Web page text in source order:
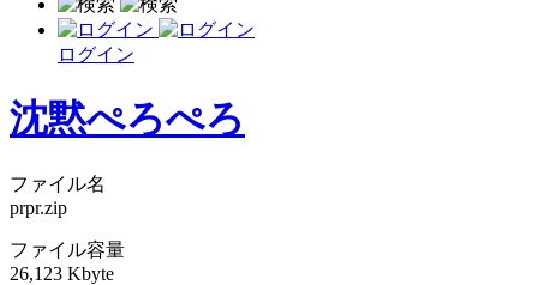
ログイン
沈黙ぺろぺろ
ファイル名
prpr.zip
ファイル容量
26,123 Kbyte